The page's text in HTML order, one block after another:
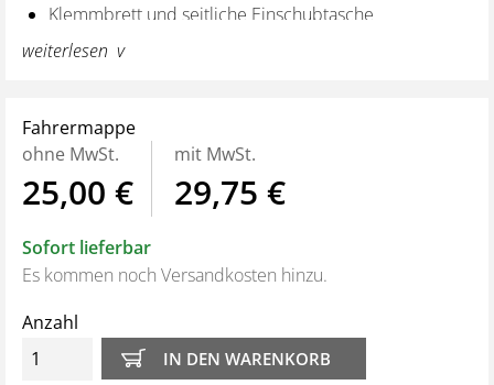
Klemmbrett und seitliche Einschubtasche
viele Zusatzfächer sorgen für Ordnung mit System
Farbe: schwarz
Artikelgewicht: 998 g
Produktabmessungen: 36 x 27 x 4,5 cm
weiterlesen
Fahrermappe
ohne MwSt.
25,00 €
mit MwSt.
29,75 €
Sofort lieferbar
Es kommen noch Versandkosten hinzu.
Anzahl